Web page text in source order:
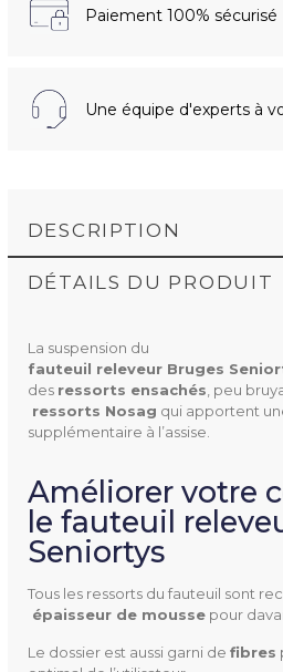
Paiement 100% sécurisé
Une équipe d'experts à
DESCRIPTION
DÉTAILS DU PRODUIT
La suspension du
fauteuil releveur Bruges
des ressorts ensachés , peu
ressorts Nosag qui apportent
supplémentaire à l’assise.
Améliorer votre
le fauteuil
Seniortys
Tous les ressorts du fauteuil sont
épaisseur de moussepour
Le dossier est aussi garni de fibres
Taille